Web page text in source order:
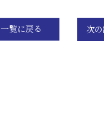
次
一覧に戻る